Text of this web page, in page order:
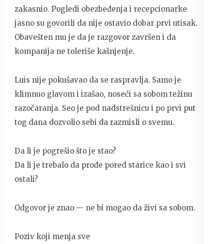
zakasnio. Pogledi obezbeđenja i recepcionarke
jasno su govorili da nije ostavio dobar prvi utisak.
Obavešten mu je da je razgovor završen i da
kompanija ne toleriše kašnjenje.
Luis nije pokušavao da se raspravlja. Samo je
klimnuo glavom i izašao, noseći sa sobom težinu
razočaranja. Seo je pod nadstrešnicu i po prvi put
tog dana dozvolio sebi da razmisli o svemu.
Da li je pogrešio što je stao?
Da li je trebalo da prođe pored starice kao i svi
ostali?
Odgovor je znao — ne bi mogao da živi sa sobom.
Poziv koji menja sve